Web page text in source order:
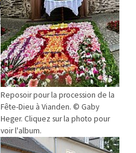
Reposoir pour la procession de la
Fête-Dieu à Vianden. © Gaby
Heger. Cliquez sur la photo pour
voir l'album.